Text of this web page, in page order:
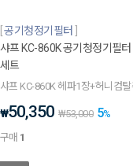
공기청정기필터
샤프 KC-860K 공기청정기필
세트
샤프 KC-860K 헤파1장+허니컴
₩50,350 ₩53,000 5%
구매 1